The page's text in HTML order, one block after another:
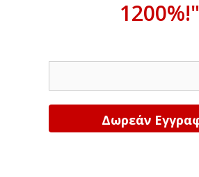
GOOGLE!
1200%!"